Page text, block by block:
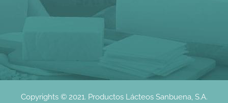
Copyrights © 2021. Productos Lácteos Sanbuena, S.A.